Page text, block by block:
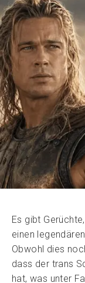
Es gibt
einen
Obwohl dies
dass der trans
hat, was unter